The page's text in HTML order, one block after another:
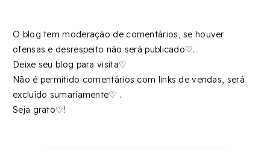
O blog tem moderação de comentários, se houver
ofensas e desrespeito não será publicado♡.
Deixe seu blog para visita♡
Não é permitido comentários com links de vendas, será
excluído sumariamente♡ .
Seja grato♡!